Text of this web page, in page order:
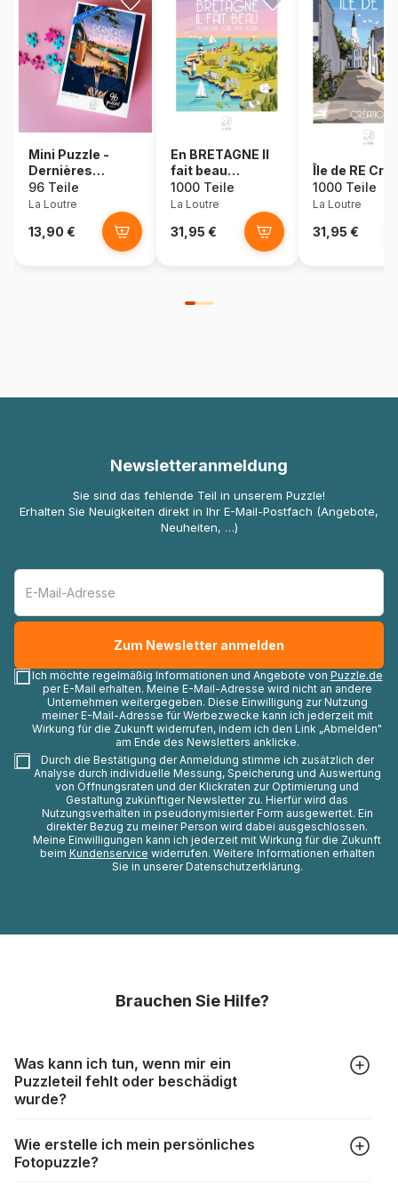
Mini Puzzle -
Dernières
Lumières - Nulle
part
96 Teile
La Loutre
13,90 €
En BRETAGNE Il
fait beau
plusieurs fois par
Jour
1000 Teile
La Loutre
31,95 €
Île de RE
1000 Teile
La Loutre
31,95 €
Newsletteranmeldung
Sie sind das fehlende Teil in unserem Puzzle!
Erhalten Sie Neuigkeiten direkt in Ihr E-Mail-Postfach (Angebote,
Neuheiten, …)
Ich möchte regelmäßig Informationen und Angebote von Puzzle.de
per E-Mail erhalten. Meine E-Mail-Adresse wird nicht an andere
Unternehmen weitergegeben. Diese Einwilligung zur Nutzung
meiner E-Mail-Adresse für Werbezwecke kann ich jederzeit mit
Wirkung für die Zukunft widerrufen, indem ich den Link „Abmelden"
am Ende des Newsletters anklicke.
Durch die Bestätigung der Anmeldung stimme ich zusätzlich der
Analyse durch individuelle Messung, Speicherung und Auswertung
von Öffnungsraten und der Klickraten zur Optimierung und
Gestaltung zukünftiger Newsletter zu. Hierfür wird das
Nutzungsverhalten in pseudonymisierter Form ausgewertet. Ein
direkter Bezug zu meiner Person wird dabei ausgeschlossen.
Meine Einwilligungen kann ich jederzeit mit Wirkung für die Zukunft
beim Kundenservice widerrufen. Weitere Informationen erhalten
Sie in unserer Datenschutzerklärung.
Brauchen Sie Hilfe?
Was kann ich tun, wenn mir ein
Puzzleteil fehlt oder beschädigt
wurde?
aber trotzdem kann es vorkommen, dass Teile beschädigt
werden oder verloren gehen. Mit solchen Fällen gehen
Wie erstelle ich mein persönliches
Fotopuzzle?